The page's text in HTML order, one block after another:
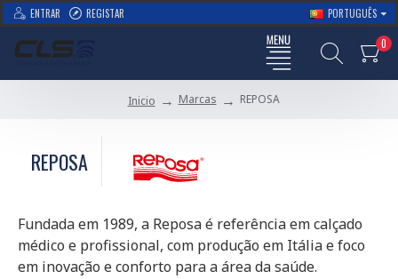
ENTRAR REGISTAR PORTUGUÊS
0
Inicio Marcas REPOSA
REPOSA
Fundada em 1989, a Reposa é referência em calçado
médico e profissional, com produção em Itália e foco
em inovação e conforto para a área da saúde.